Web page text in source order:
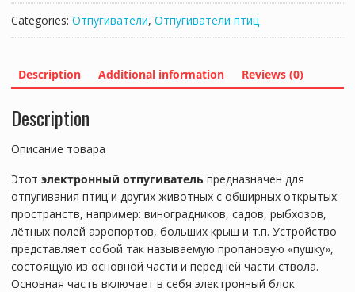
E
Categories: Отпугиватели, Отпугиватели птиц
Description Additional information Reviews (0)
Description
Описание товара
Этот электронный отпугиватель предназначен для
отпугивания птиц и других животных с обширных открытых
пространств, например: виноградников, садов, рыбхозов,
лётных полей аэропортов, больших крыш и т.п. Устройство
представляет собой так называемую пропановую «пушку»,
состоящую из основной части и передней части ствола.
Основная часть включает в себя электронный блок